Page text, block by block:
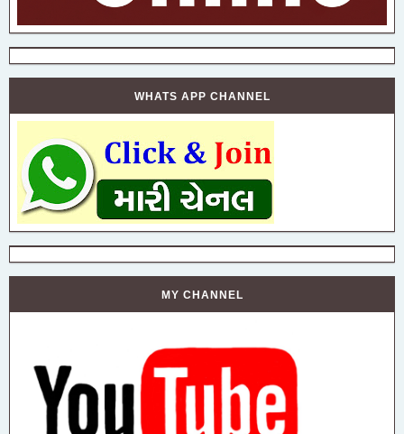
WHATS APP CHANNEL
MY CHANNEL